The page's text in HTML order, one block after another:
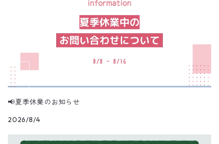
📢夏季休業のお知らせ
2026/8/4